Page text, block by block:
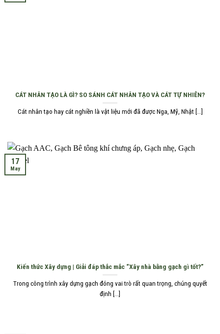
CÁT NHÂN TẠO LÀ GÌ? SO SÁNH CÁT NHÂN TẠO VÀ CÁT TỰ NHIÊN?
Cát nhân tạo hay cát nghiền là vật liệu mới đã được Nga, Mỹ, Nhật [...]
Kiến thức Xây dựng | Giải đáp thắc mắc “Xây nhà bằng gạch gì tốt?”
Trong công trình xây dựng gạch đóng vai trò rất quan trọng, chúng quyết
định [...]
17
May